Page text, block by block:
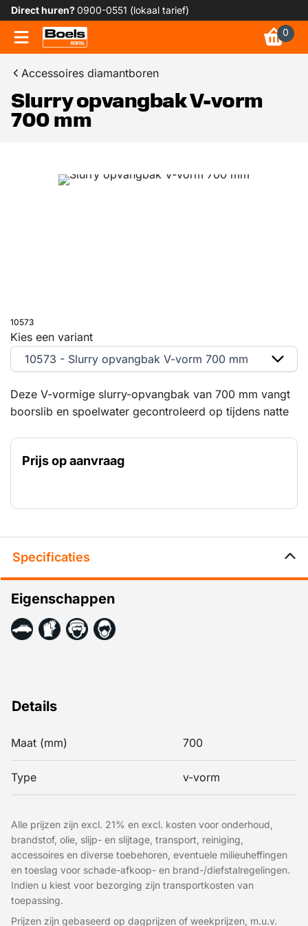
Direct huren?0900-0551 (lokaal tarief)
0
Accessoires diamantboren
Slurry opvangbak V-vorm
700 mm
10573
Deze V-vormige slurry-opvangbak van 700 mm vangt
boorslib en spoelwater gecontroleerd op tijdens natte
voor specifieke boortoepassingen en helpt de
werkplek schoon en veilig te houden.
Prijs op aanvraag
Kies een variant
10573 - Slurry opvangbak V-vorm 700 mm
Specificaties
Details
Maat (mm) 700
Type v-vorm
Eigenschappen
Alle prijzen zijn excl. 21% en excl. kosten voor onderhoud,
brandstof, olie, slijp- en slijtage, transport, reiniging,
accessoires en diverse toebehoren, eventuele milieuheffingen
en toeslag voor schade-afkoop- en brand-/diefstalregelingen.
Indien u kiest voor bezorging zijn transportkosten van
toepassing.
Prijzen zijn gebaseerd op dagprijzen of weekprijzen, m.u.v.